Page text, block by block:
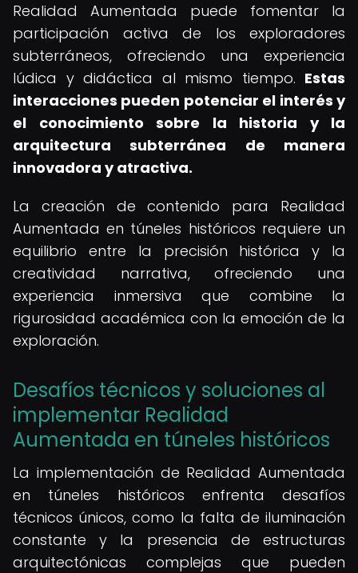
Realidad Aumentada puede fomentar la
participación activa de los exploradores
subterráneos, ofreciendo una experiencia
lúdica y didáctica al mismo tiempo. Estas
interacciones pueden potenciar el interés y
el conocimiento sobre la historia y la
arquitectura subterránea de manera
innovadora y atractiva.
La creación de contenido para Realidad
Aumentada en túneles históricos requiere un
equilibrio entre la precisión histórica y la
creatividad narrativa, ofreciendo una
experiencia inmersiva que combine la
rigurosidad académica con la emoción de la
exploración.
Desafíos técnicos y soluciones al
implementar Realidad
Aumentada en túneles históricos
La implementación de Realidad Aumentada
en túneles históricos enfrenta desafíos
técnicos únicos, como la falta de iluminación
constante y la presencia de estructuras
arquitectónicas complejas que pueden